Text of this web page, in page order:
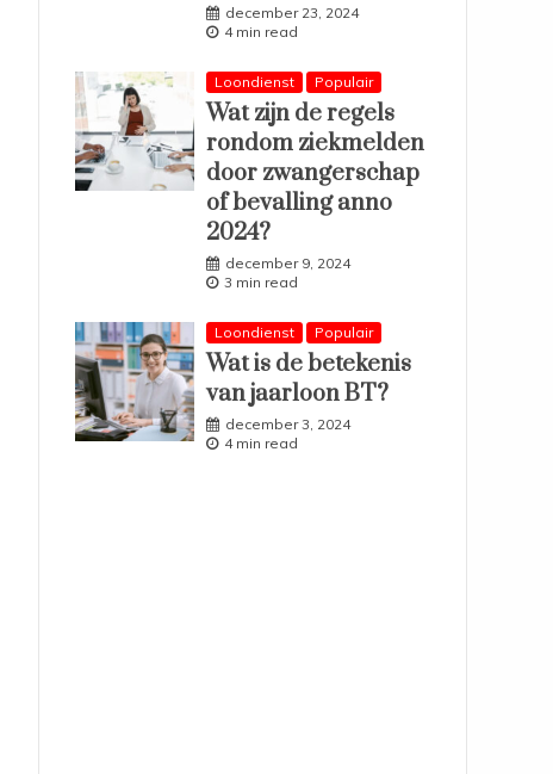
december 23, 2024
4 min read
Loondienst Populair
Wat zijn de regels
rondom ziekmelden
door zwangerschap
of bevalling anno
2024?
december 9, 2024
3 min read
Loondienst Populair
Wat is de betekenis
van jaarloon BT?
december 3, 2024
4 min read